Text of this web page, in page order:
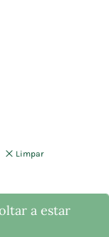
Limpar
a estar